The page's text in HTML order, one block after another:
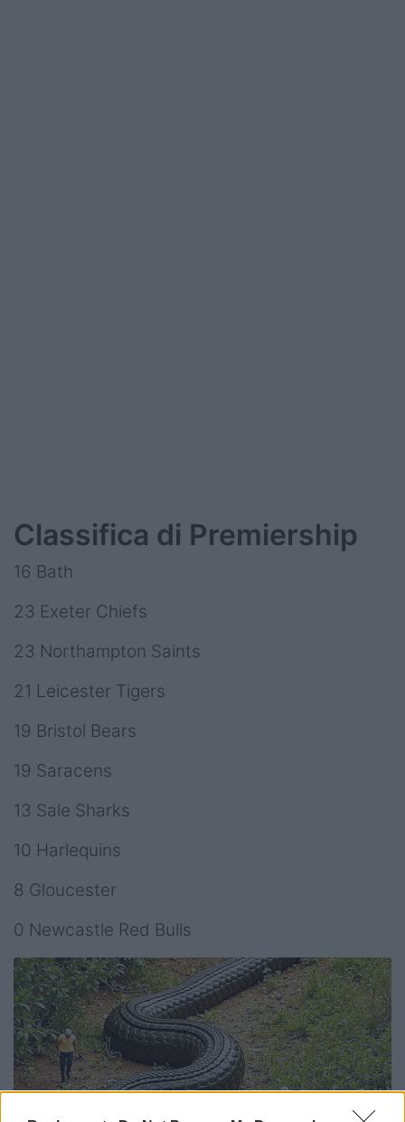
Classifica di Premiership
16 Bath
23 Exeter Chiefs
23 Northampton Saints
21 Leicester Tigers
19 Bristol Bears
19 Saracens
13 Sale Sharks
10 Harlequins
8 Gloucester
0 Newcastle Red Bulls